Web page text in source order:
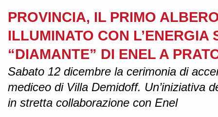
PROVINCIA, IL PRIMO
ILLUMINATO CON L’ENERGIA
“DIAMANTE” DI ENEL A
Sabato 12 dicembre la cerimonia di
mediceo di Villa Demidoff. Un’iniziativa
in stretta collaborazione con Enel